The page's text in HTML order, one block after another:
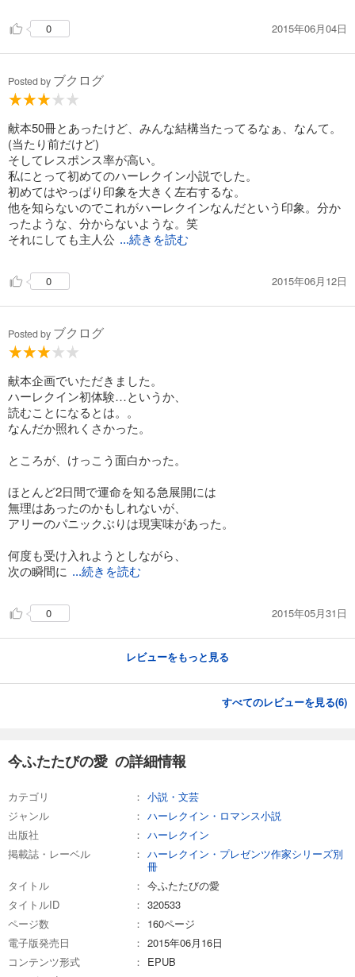
0 2015年06月04日
Posted by ブクログ
献本50冊とあったけど、みんな結構当たってるなぁ、なんて。
(当たり前だけど)
そしてレスポンス率が高い。
私にとって初めてのハーレクイン小説でした。
初めてはやっぱり印象を大きく左右するな。
他を知らないのでこれがハーレクインなんだという印象。分か
ったような、分からないような。笑
それにしても主人公 ...続きを読む
0 2015年06月12日
Posted by ブクログ
献本企画でいただきました。
ハーレクイン初体験…というか、
読むことになるとは。。
なんだか照れくさかった。
ところが、けっこう面白かった。
ほとんど2日間で運命を知る急展開には
無理はあったのかもしれないが、
アリーのパニックぶりは現実味があった。
何度も受け入れようとしながら、
次の瞬間に ...続きを読む
0 2015年05月31日
レビューをもっと見る
すべてのレビューを見る(6)
今ふたたびの愛 の詳細情報
カテゴリ
小説・文芸
ジャンル
ハーレクイン・ロマンス小説
出版社
ハーレクイン
掲載誌・レーベル
ハーレクイン・プレゼンツ作家シリーズ別
冊
タイトル
今ふたたびの愛
タイトルID
320533
ページ数
160ページ
電子版発売日
2015年06月16日
コンテンツ形式
EPUB